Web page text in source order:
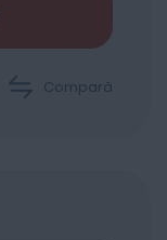
Compară